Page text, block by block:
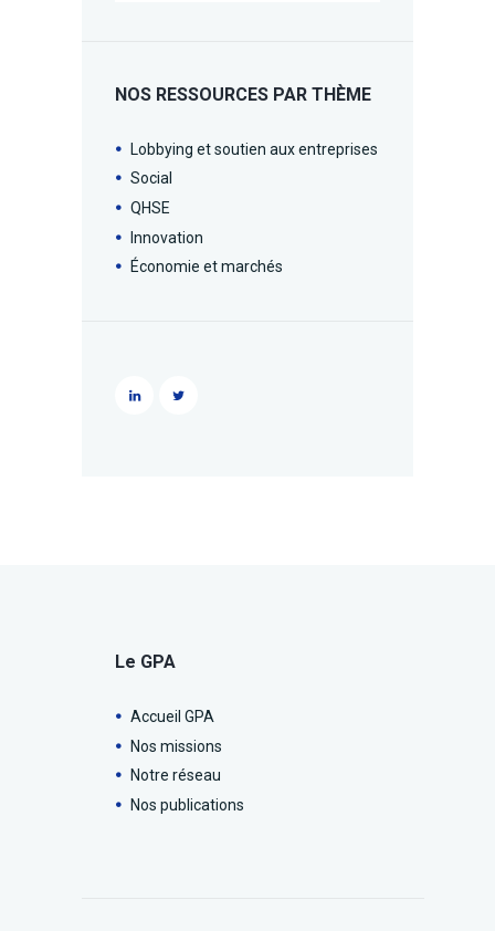
NOS RESSOURCES PAR THÈME
Lobbying et soutien aux entreprises
Social
QHSE
Innovation
Économie et marchés
Le GPA
Accueil GPA
Nos missions
Notre réseau
Nos publications